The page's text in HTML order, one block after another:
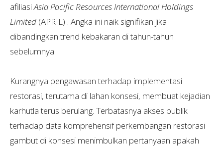
afiliasiAsia Pacific Resources International Holdings
Limited (APRIL) . Angka ini naik signifikan jika
dibandingkan trend kebakaran di tahun-tahun
sebelumnya.
Kurangnya pengawasan terhadap implementasi
restorasi, terutama di lahan konsesi, membuat kejadian
karhutla terus berulang. Terbatasnya akses publik
terhadap data komprehensif perkembangan restorasi
gambut di konsesi menimbulkan pertanyaan apakah